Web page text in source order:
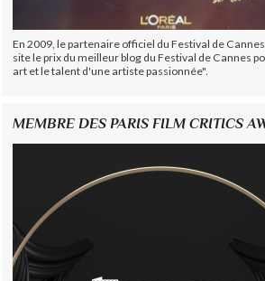
En 2009, le partenaire officiel du Festival de
site le prix du meilleur blog du Festival de Cannes
art et le talent d'une artiste passionnée".
MEMBRE DES PARIS FILM CRITICS